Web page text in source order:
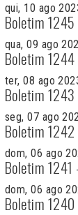
qui, 10 ago
Boletim
qua, 09 ago
Boletim
ter, 08 ago
Boletim
seg, 07 ago
Boletim
dom, 06 ago
Boletim
dom, 06 ago
Boletim